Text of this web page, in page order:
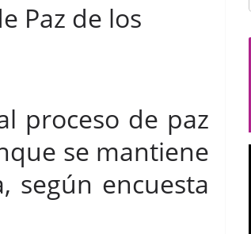
Paz de los
proceso de paz
se mantiene
según encuesta